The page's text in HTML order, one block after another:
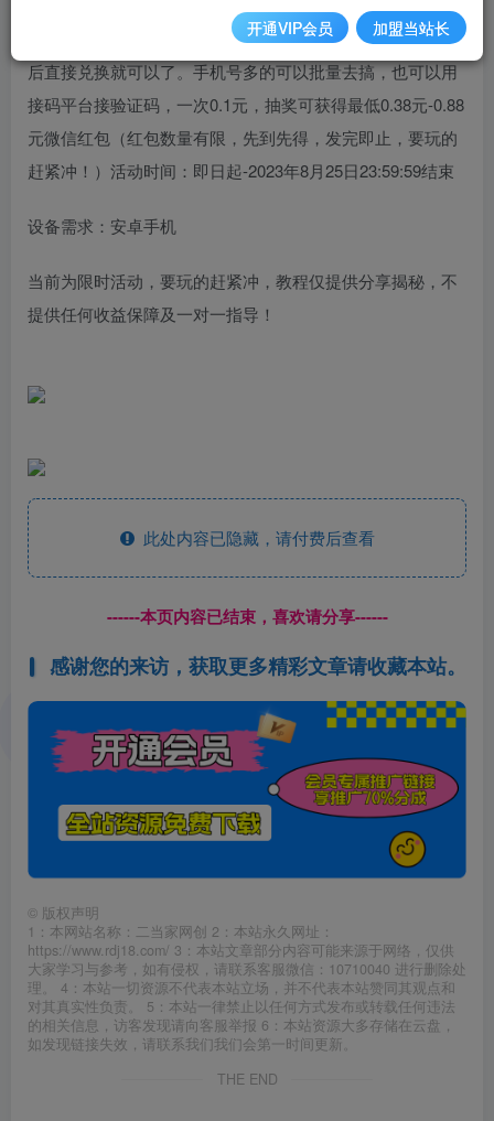
可以获得3次参与活动，随便完成下就能获得红包兑换码，然
后直接兑换就可以了。手机号多的可以批量去搞，也可以用
接码平台接验证码，一次0.1元，抽奖可获得最低0.38元-0.88
元微信红包（红包数量有限，先到先得，发完即止，要玩的
赶紧冲！）活动时间：即日起-2023年8月25日23:59:59结束
设备需求：安卓手机
当前为限时活动，要玩的赶紧冲，教程仅提供分享揭秘，不
提供任何收益保障及一对一指导！
此处内容已隐藏，请付费后查看
------本页内容已结束，喜欢请分享------
感谢您的来访，获取更多精彩文章请收藏本站。
© 版权声明
1：本网站名称：二当家网创 2：本站永久网址：
https://www.rdj18.com/ 3：本站文章部分内容可能来源于网络，仅供
大家学习与参考，如有侵权，请联系客服微信：10710040 进行删除处
理。 4：本站一切资源不代表本站立场，并不代表本站赞同其观点和
对其真实性负责。 5：本站一律禁止以任何方式发布或转载任何违法
的相关信息，访客发现请向客服举报 6：本站资源大多存储在云盘，
如发现链接失效，请联系我们我们会第一时间更新。
THE END
开通VIP会员 加盟当站长